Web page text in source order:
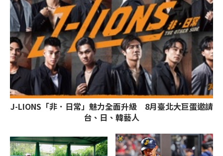
J-LIONS「非．日常」魅力全面升級 8月臺北大巨蛋邀請
台、日、韓藝人